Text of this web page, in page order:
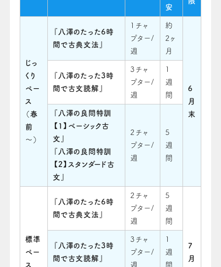
安
じっ
くり
ペー
ス
（春
前
～）
『 八澤のたった6時
間で古典文法
1チャ
プター/
週
約
2ヶ
月
6
月
末
『 八澤のたった3時
間で古文読解
3チャ
プター/
週
1
週
間
『 八澤の良問特訓
【1】ベーシック古
文
『 八澤の良問特訓
【2】スタンダード古
文
2チャ
プター/
週
5
週
間
標準
ペー
ス
『 八澤のたった6時
間で古典文法
2チャ
プター/
週
5
週
間
7
月
『 八澤のたった3時
間で古文読解
3チャ
プター/
週
1
週
間